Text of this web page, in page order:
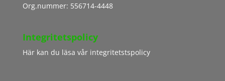
Org.nummer: 556714-4448
Integritetspolicy
Här kan du läsa vår integritetstspolicy